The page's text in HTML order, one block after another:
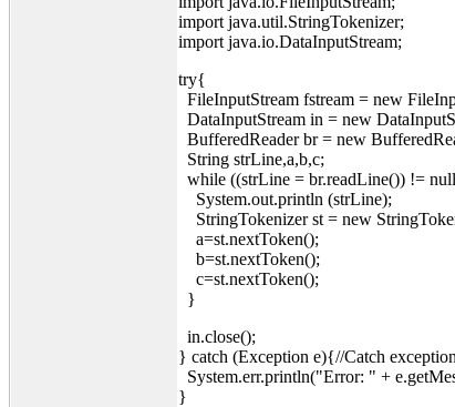
import java.util.StringTokenizer;
import java.io.DataInputStream;
try{
FileInputStream fstream = new
DataInputStream in = new
BufferedReader br = new
String strLine,a,b,c;
while ((strLine = br.readLine()) !=
System.out.println (strLine);
StringTokenizer st = new
a=st.nextToken();
b=st.nextToken();
c=st.nextToken();
}
in.close();
} catch (Exception e){//Catch
System.err.println("Error: " +
}